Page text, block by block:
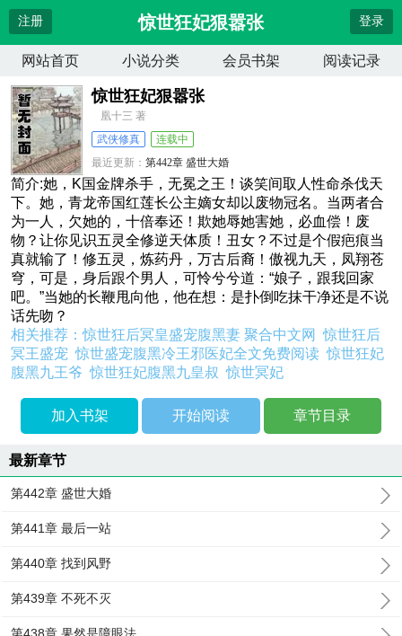
注册 惊世狂妃狠嚣张 登录
网站首页 小说分类 会员书架 阅读记录
惊世狂妃狠嚣张
凰十三 著
武侠修真
连载中
最近更新：第442章 盛世大婚
更新时间：2026-04-13 09:06:36
简介:她，K国金牌杀手，无冕之王！谈笑间取人性命杀伐天
下。她，青龙帝国红莲长公主嫡女却以废物冠名。当两者合
为一人，欠她的，十倍奉还！欺她辱她害她，必血偿！废
物？让你见识五灵全修逆天体质！丑女？不过是个假疤痕当
真就输了！修五灵，炼药丹，万古后裔！傲视九天，凤翔苍
穹，可是，身后跟个男人，可怜兮兮道：“娘子，跟我回家
吧。”当她的长鞭甩向他，他在想：是扑倒吃抹干净还是不说
话先吻？
相关推荐：惊世狂后冥皇盛宠腹黑妻 聚合中文网惊世狂后
冥王盛宠惊世盛宠腹黑冷王邪医妃全文免费阅读惊世狂妃
腹黑九王爷惊世狂妃腹黑九皇叔惊世冥妃
加入书架 开始阅读 章节目录
最新章节
第442章 盛世大婚
第441章 最后一站
第440章 找到风野
第439章 不死不灭